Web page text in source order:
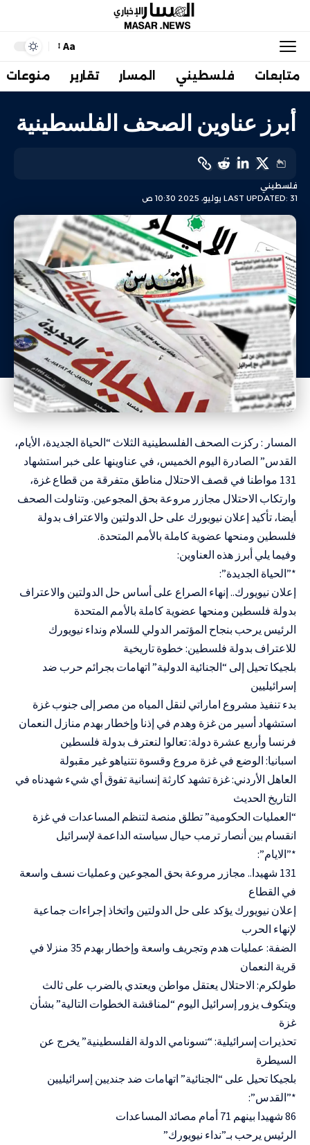
Aa
متابعات فلسطيني المسار تقارير منوعات
أبرز عناوين الصحف الفلسطينية
LAST UPDATED: 31 يوليو، 2025 10:30 ص
فلسطيني
المسار : ركزت الصحف الفلسطينية الثلاث “الحياة الجديدة، الأيام،
القدس” الصادرة اليوم الخميس، في عناوينها على خبر استشهاد
131 مواطنا في قصف الاحتلال مناطق متفرقة من قطاع غزة،
وارتكاب الاحتلال مجازر مروعة بحق المجوعين. وتناولت الصحف
أيضا، تأكيد إعلان نيويورك على حل الدولتين والاعتراف بدولة
فلسطين ومنحها عضوية كاملة بالأمم المتحدة.
وفيما يلي أبرز هذه العناوين:
*”الحياة الجديدة”:
إعلان نيويورك.. إنهاء الصراع على أساس حل الدولتين والاعتراف
بدولة فلسطين ومنحها عضوية كاملة بالأمم المتحدة
الرئيس يرحب بنجاح المؤتمر الدولي للسلام ونداء نيويورك
للاعتراف بدولة فلسطين: خطوة تاريخية
بلجيكا تحيل إلى “الجنائية الدولية” اتهامات بجرائم حرب ضد
إسرائيليين
بدء تنفيذ مشروع اماراتي لنقل المياه من مصر إلى جنوب غزة
استشهاد أسير من غزة وهدم في إذنا وإخطار بهدم منازل النعمان
فرنسا وأربع عشرة دولة: تعالوا لنعترف بدولة فلسطين
اسبانيا: الوضع في غزة مروع وقسوة نتنياهو غير مقبولة
العاهل الأردني: غزة تشهد كارثة إنسانية تفوق أي شيء شهدناه في
التاريخ الحديث
“العمليات الحكومية” تطلق منصة لتنظم المساعدات في غزة
انقسام بين أنصار ترمب حيال سياسته الداعمة لإسرائيل
*”الايام”:
131 شهيدا.. مجازر مروعة بحق المجوعين وعمليات نسف واسعة
في القطاع
إعلان نيويورك يؤكد على حل الدولتين واتخاذ إجراءات جماعية
لإنهاء الحرب
الضفة: عمليات هدم وتجريف واسعة وإخطار بهدم 35 منزلا في
قرية النعمان
طولكرم: الاحتلال يعتقل مواطن ويعتدي بالضرب على ثالث
ويتكوف يزور إسرائيل اليوم “لمناقشة الخطوات التالية” بشأن
غزة
تحذيرات إسرائيلية: “تسونامي الدولة الفلسطينية” يخرج عن
السيطرة
بلجيكا تحيل على “الجنائية” اتهامات ضد جنديين إسرائيليين
*”القدس”:
86 شهيدا بينهم 71 أمام مصائد المساعدات
الرئيس يرحب بـ”نداء نيويورك”